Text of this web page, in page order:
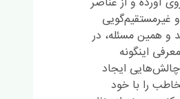
غیرمستقیم‌گویی
و همین مسئله، در
اینگونه
ایجاد
را با خود